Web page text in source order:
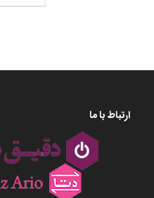
ارتباط با ما